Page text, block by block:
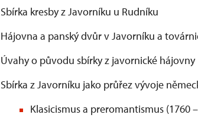
Sbírka kresby z Javorníku u Rudníku
Hájovna a panský dvůr v Javorníku a
Úvahy o původu sbírky z javornické hájovny
Sbírka z Javorníku jako průřez vývoje
Klasicismus a preromantismus (1760